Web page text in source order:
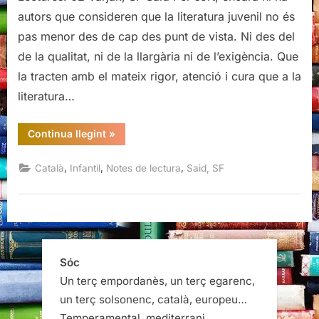
autors que consideren que la literatura juvenil no és
pas menor des de cap des punt de vista. Ni des del
de la qualitat, ni de la llargària ni de l’exigència. Que
la tracten amb el mateix rigor, atenció i cura que a la
literatura…
Continua llegint“Varjak,
SF
»
Català Infantil Notes de lectura Said, SF
Sóc
Un terç empordanès, un terç egarenc,
un terç solsonenc, català, europeu…